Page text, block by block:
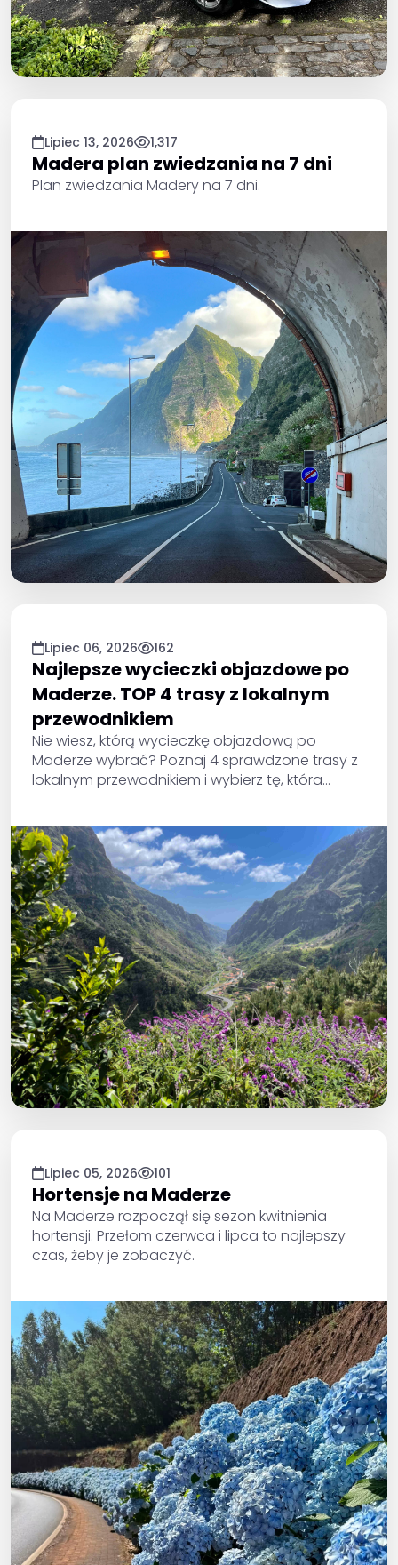
Lipiec 13, 2026 1,317
Madera plan zwiedzania na 7 dni
Plan zwiedzania Madery na 7 dni.
Lipiec 06, 2026 162
Najlepsze wycieczki objazdowe po
Maderze. TOP 4 trasy z lokalnym
przewodnikiem
Nie wiesz, którą wycieczkę objazdową po
Maderze wybrać? Poznaj 4 sprawdzone trasy z
lokalnym przewodnikiem i wybierz tę, która
Lipiec 05, 2026 101
Hortensje na Maderze
Na Maderze rozpoczął się sezon kwitnienia
hortensji. Przełom czerwca i lipca to najlepszy
czas, żeby je zobaczyć.